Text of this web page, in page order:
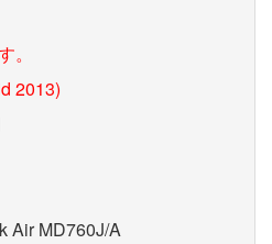
。
2013)
Air MD760J/A